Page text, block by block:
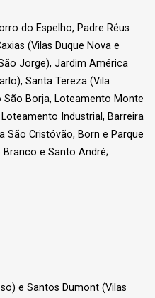
do Espelho, Padre Réus
(Vilas Duque Nova e
Jorge), Jardim América
Santa Tereza (Vila
São Borja, Loteamento Monte
Industrial, Barreira
São Cristóvão, Born e Parque
Branco e Santo André;
e Santos Dumont (Vilas